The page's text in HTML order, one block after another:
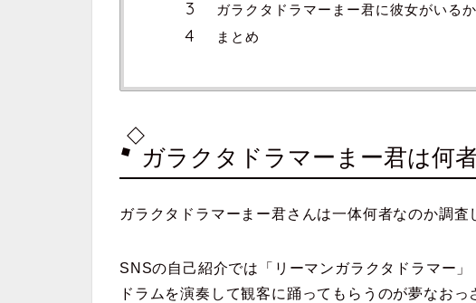
ガラクタドラマーまー君に彼女がいるか
まとめ
ガラクタドラマーまー君は何
ガラクタドラマーまー君さんは一体何者なのか調査
SNSの自己紹介では「リーマンガラクタドラマー
ドラムを演奏して観客に踊ってもらうのが夢なおっ